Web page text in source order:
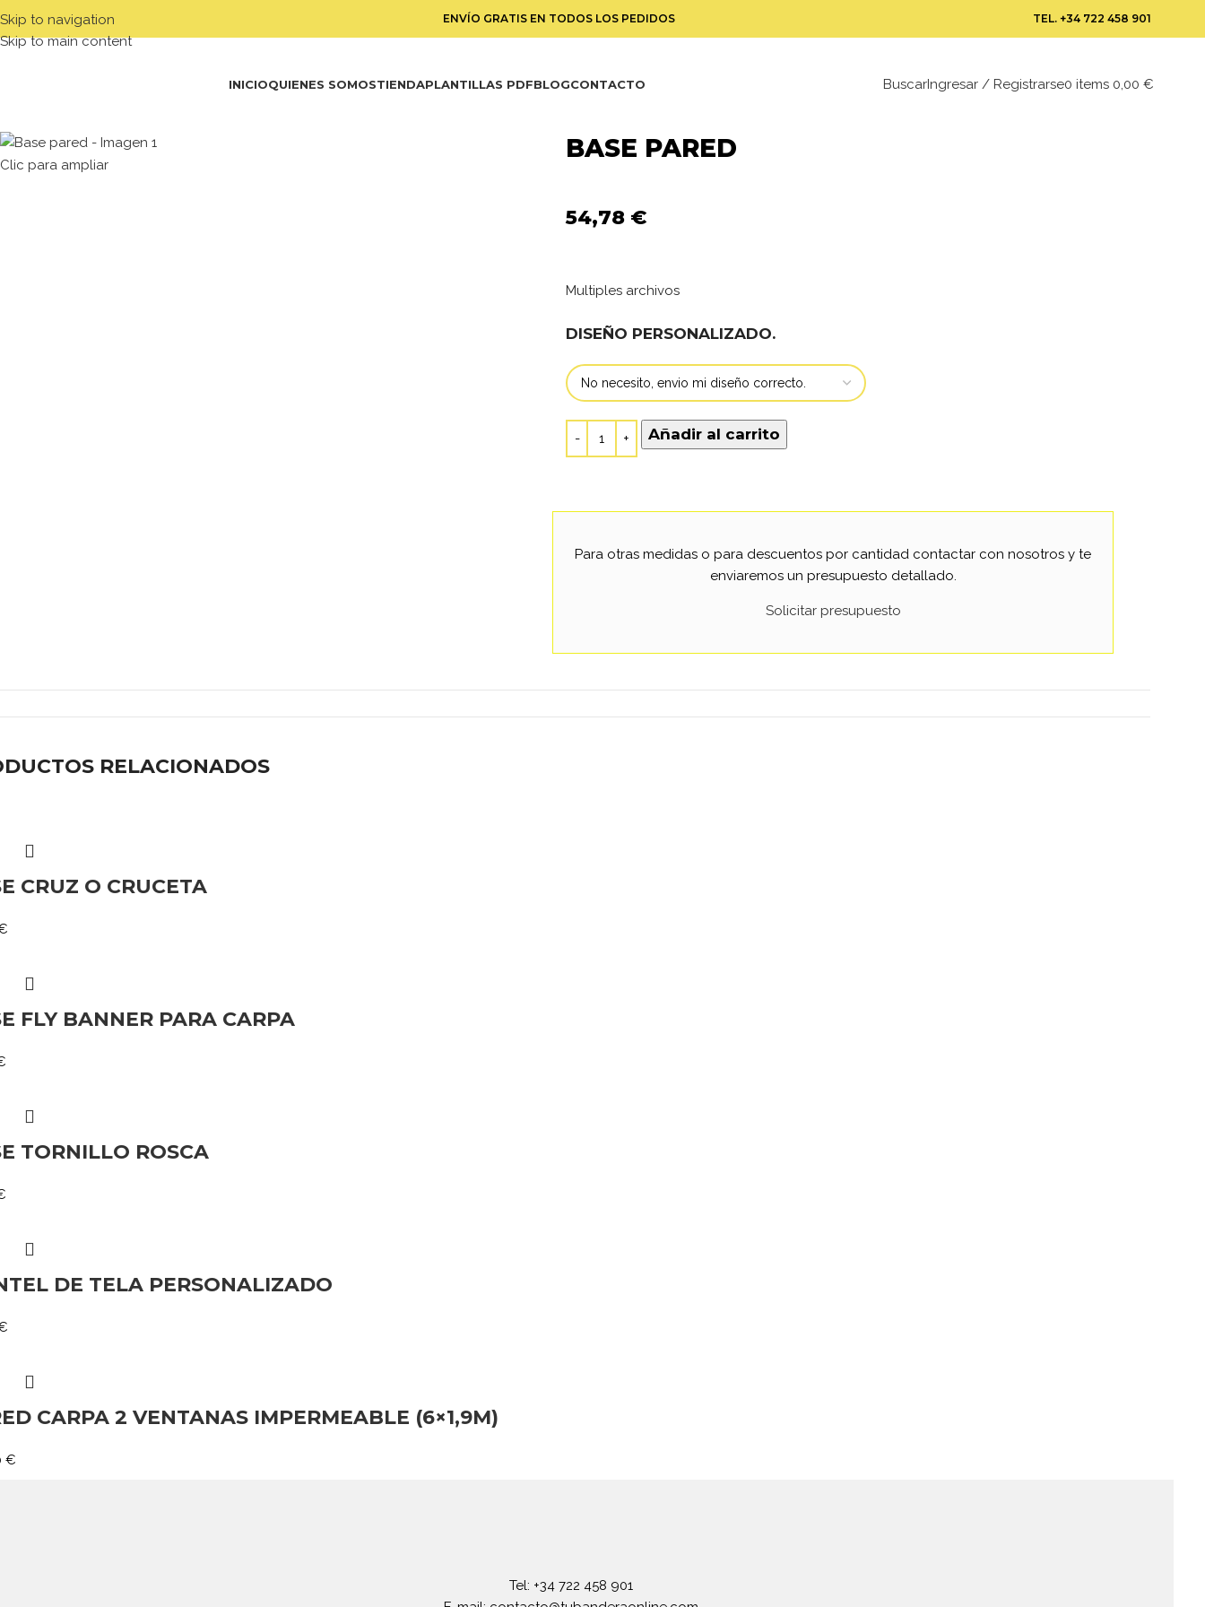
Skip to navigation
Skip to main content
ENVÍO GRATIS EN TODOS LOS PEDIDOS TEL. +34 722 458 901
INICIOQUIENES SOMOSTIENDAPLANTILLAS PDFBLOGCONTACTO BuscarIngresar / Registrarse0 items 0,00 €
Clic para ampliar
BASE PARED
54,78 €
Multiples archivos
DISEÑO PERSONALIZADO.
Añadir al carrito
Para otras medidas o para descuentos por cantidad contactar con nosotros y te
enviaremos un presupuesto detallado.
Solicitar presupuesto
RELACIONADOS
CRUZ O CRUCETA
FLY BANNER PARA CARPA
TORNILLO ROSCA
DE TELA PERSONALIZADO
CARPA 2 VENTANAS IMPERMEABLE (6×1,9M)
€
Tel: +34 722 458 901